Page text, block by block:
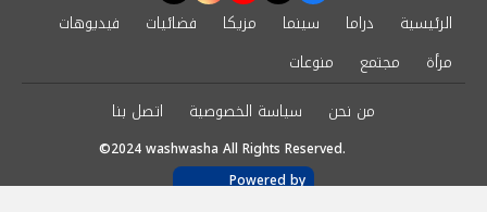
الرئيسية دراما سينما مزيكا فضائيات
فيديوهات
مرأة
مجتمع
منوعات
من نحن
سياسة الخصوصية اتصل بنا
©2024 washwasha All Rights Reserved.
Powered by